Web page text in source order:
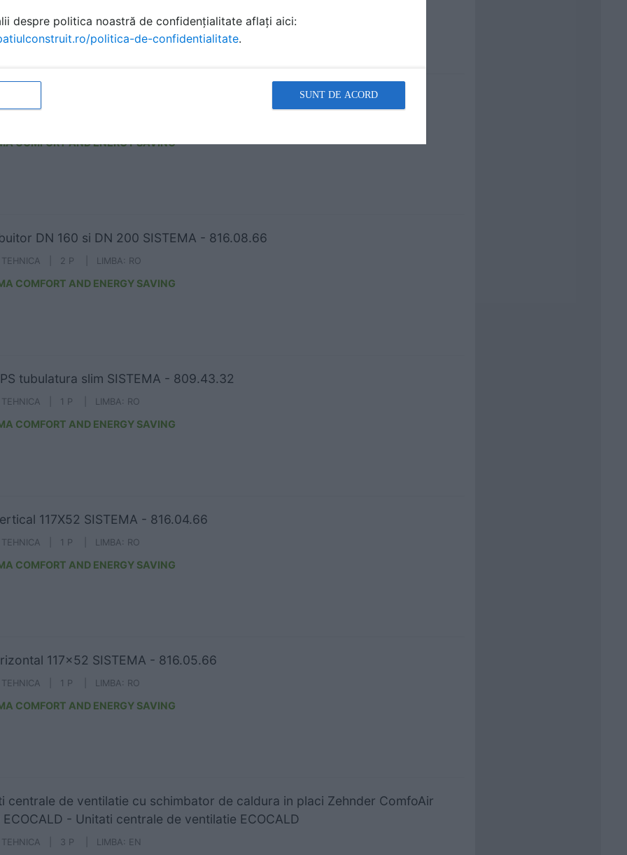
117x52 SISTEMA - 816.03.66
COMFORT AND ENERGY SAVING
DN 160 si DN 200 SISTEMA - 816.08.66
TEHNICA | 2 P | LIMBA: RO
COMFORT AND ENERGY SAVING
tubulatura slim SISTEMA - 809.43.32
TEHNICA | 1 P | LIMBA: RO
COMFORT AND ENERGY SAVING
117X52 SISTEMA - 816.04.66
TEHNICA | 1 P | LIMBA: RO
COMFORT AND ENERGY SAVING
117x52 SISTEMA - 816.05.66
TEHNICA | 1 P | LIMBA: RO
COMFORT AND ENERGY SAVING
centrale de ventilatie cu schimbator de caldura in placi Zehnder ComfoAir
ECOCALD - Unitati centrale de ventilatie ECOCALD
TEHNICA | 3 P | LIMBA: EN
despre politica noastră de confidențialitate aflați aici:
politica-de-confidentialitate.
SUNT DE ACORD